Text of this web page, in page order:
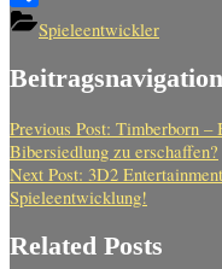
TeilenSpieleentwickler
Beitragsnavigation
Previous Post: Timberborn –
Bibersiedlung zu erschaffen?
Next Post: 3D2
Spieleentwicklung!
Related Posts